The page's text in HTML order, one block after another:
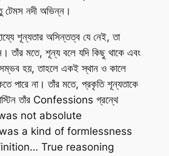
টেমস নদী অভিন্ন।
শূন্যতার অসিন্তত্ব যে নেই, তা
তাঁর মতে, শূন্য বলে যদি কিছু থাকে এবং
হয়, তাহলে একই স্থান ও কালে
পারে না। তাঁর মতে, প্রকৃতি শূন্যতাকে
তাঁর Confessions গ্রন্থে
was not absolute
a kind of formlessness
True reasoning